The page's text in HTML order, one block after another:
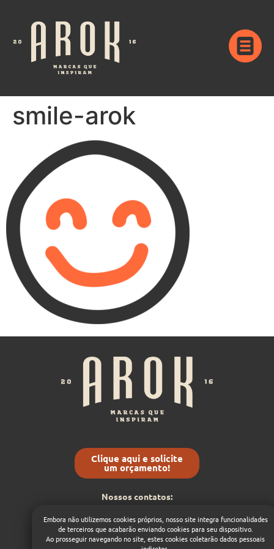
smile-arok
Clique aqui e solicite
um orçamento!
Nossos contatos:
(54) 9 8432-5368
contato@arok.com.br
Embora não utilizemos cookies próprios, nosso site integra funcionalidades
de terceiros que acabarão enviando cookies para seu dispositivo.
Ao prosseguir navegando no site, estes cookies coletarão dados pessoais